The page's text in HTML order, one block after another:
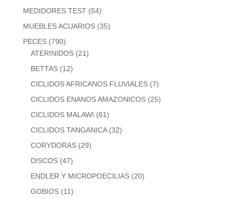
MEDIDORES TEST (54)
MUEBLES ACUARIOS (35)
PECES (790)
ATERINIDOS (21)
BETTAS (12)
CICLIDOS AFRICANOS FLUVIALES (7)
CICLIDOS ENANOS AMAZONICOS (25)
CICLIDOS MALAWI (61)
CICLIDOS TANGANICA (32)
CORYDORAS (29)
DISCOS (47)
ENDLER Y MICROPOECILIAS (20)
GOBIOS (11)